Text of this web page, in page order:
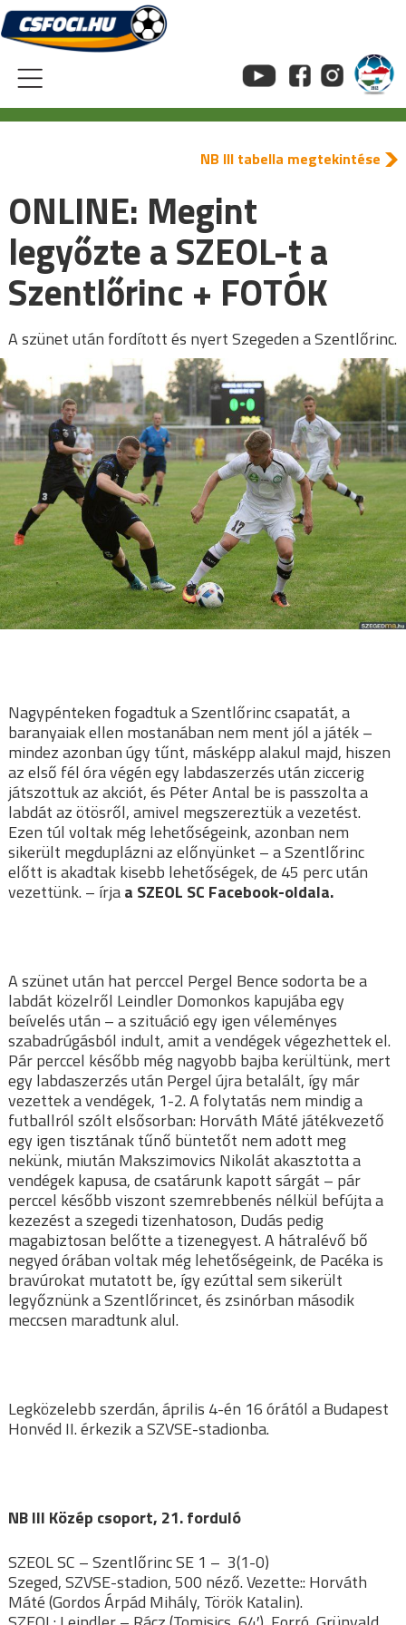
Skip
to
content
NB III tabella megtekintése
ONLINE: Megint
legyőzte a SZEOL-t a
Szentlőrinc + FOTÓK
A szünet után fordított és nyert Szegeden a Szentlőrinc.
Nagypénteken fogadtuk a Szentlőrinc csapatát, a
baranyaiak ellen mostanában nem ment jól a játék –
mindez azonban úgy tűnt, másképp alakul majd, hiszen
az első fél óra végén egy labdaszerzés után ziccerig
játszottuk az akciót, és Péter Antal be is passzolta a
labdát az ötösről, amivel megszereztük a vezetést.
Ezen túl voltak még lehetőségeink, azonban nem
sikerült megduplázni az előnyünket – a Szentlőrinc
előtt is akadtak kisebb lehetőségek, de 45 perc után
vezettünk. – írjaa SZEOL SC Facebook-oldala.
A szünet után hat perccel Pergel Bence sodorta be a
labdát közelről Leindler Domonkos kapujába egy
beívelés után – a szituáció egy igen véleményes
szabadrúgásból indult, amit a vendégek végezhettek el.
Pár perccel később még nagyobb bajba kerültünk, mert
egy labdaszerzés után Pergel újra betalált, így már
vezettek a vendégek, 1-2. A folytatás nem mindig a
futballról szólt elsősorban: Horváth Máté játékvezető
egy igen tisztának tűnő büntetőt nem adott meg
nekünk, miután Makszimovics Nikolát akasztotta a
vendégek kapusa, de csatárunk kapott sárgát – pár
perccel később viszont szemrebbenés nélkül befújta a
kezezést a szegedi tizenhatoson, Dudás pedig
magabiztosan belőtte a tizenegyest. A hátralévő bő
negyed órában voltak még lehetőségeink, de Pacéka is
bravúrokat mutatott be, így ezúttal sem sikerült
legyőznünk a Szentlőrincet, és zsinórban második
meccsen maradtunk alul.
Legközelebb szerdán, április 4-én 16 órától a Budapest
Honvéd II. érkezik a SZVSE-stadionba.
NB III Közép csoport, 21. forduló
SZEOL SC – Szentlőrinc SE 1 – 3(1-0)
Szeged, SZVSE-stadion, 500 néző. Vezette:: Horváth
Máté (Gordos Árpád Mihály, Török Katalin).